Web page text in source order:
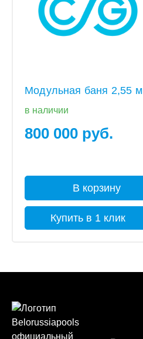
Модульная баня 2,55 м
в наличии
800 000 руб.
В корзину
Купить в 1 клик